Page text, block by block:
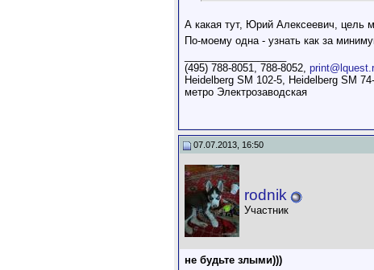
А какая тут, Юрий Алексеевич, цель
По-моему одна - узнать как за
(495) 788-8051, 788-8052,
Heidelberg SM 102-5, Heidelberg SM
метро Электрозаводская
07.07.2013, 16:50
rodnik
Участник
не будьте злыми)))